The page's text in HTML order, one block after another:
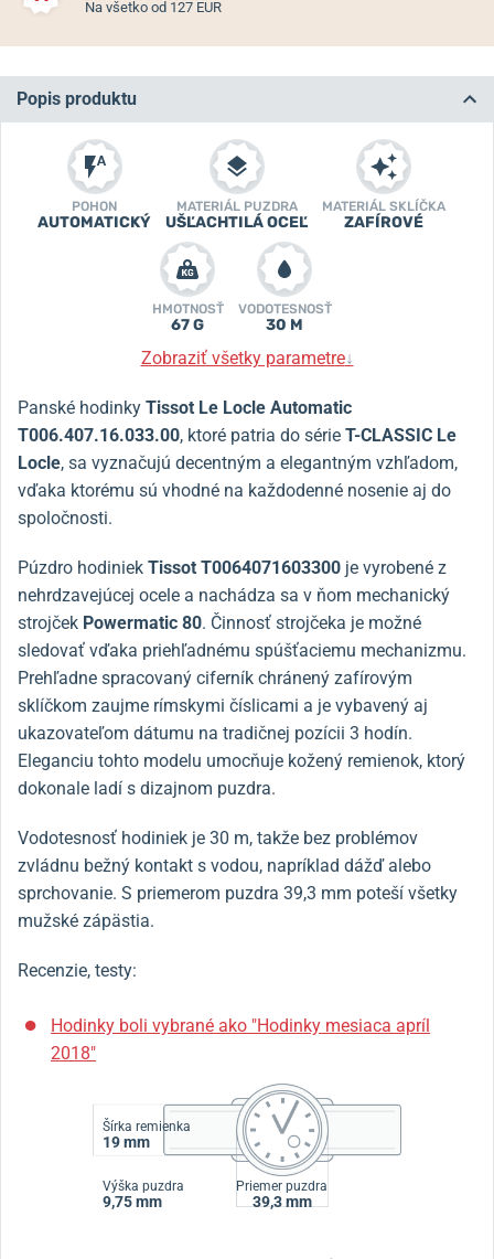
Na všetko od 127 EUR
Popis produktu
POHON
AUTOMATICKÝ
MATERIÁL PUZDRA
UŠĽACHTILÁ OCEĽ
MATERIÁL SKLÍČKA
ZAFÍROVÉ
HMOTNOSŤ
67 G
VODOTESNOSŤ
30 M
Zobraziť všetky parametre↓
Panské hodinky Tissot Le Locle Automatic
T006.407.16.033.00, ktoré patria do série T-CLASSIC Le
Locle, sa vyznačujú decentným a elegantným vzhľadom,
vďaka ktorému sú vhodné na každodenné nosenie aj do
spoločnosti.
Púzdro hodiniek Tissot T0064071603300 je vyrobené z
nehrdzavejúcej ocele a nachádza sa v ňom mechanický
strojček Powermatic 80. Činnosť strojčeka je možné
sledovať vďaka priehľadnému spúšťaciemu mechanizmu.
Prehľadne spracovaný ciferník chránený zafírovým
sklíčkom zaujme rímskymi číslicami a je vybavený aj
ukazovateľom dátumu na tradičnej pozícii 3 hodín.
Eleganciu tohto modelu umocňuje kožený remienok, ktorý
dokonale ladí s dizajnom puzdra.
Vodotesnosť hodiniek je 30 m, takže bez problémov
zvládnu bežný kontakt s vodou, napríklad dážď alebo
sprchovanie. S priemerom puzdra 39,3 mm poteší všetky
mužské zápästia.
Recenzie, testy:
Hodinky boli vybrané ako "Hodinky mesiaca apríl
2018"
Šírka remienka
19 mm
Výška puzdra
9,75 mm
Priemer puzdra
39,3 mm